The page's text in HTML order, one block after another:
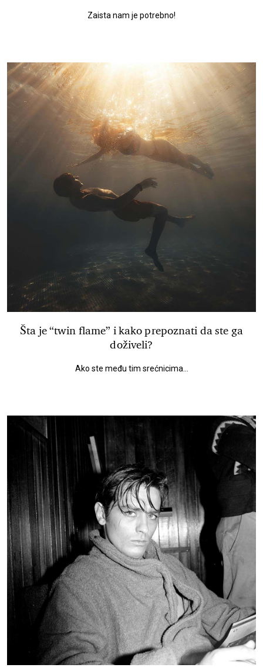
Zaista nam je potrebno!
Šta je “twin flame” i kako prepoznati da ste ga
doživeli?
Ako ste među tim srećnicima...